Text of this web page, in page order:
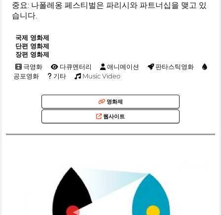
중요: 나폴레옹 페스티벌은 파리시와 파트너십을 맺고 있
습니다.
국제 영화제
단편 영화제
장편 영화제
극영화 다큐멘터리 애니메이션
판타스틱영화
공포영화
기타 Music Video
영화제
웹사이트